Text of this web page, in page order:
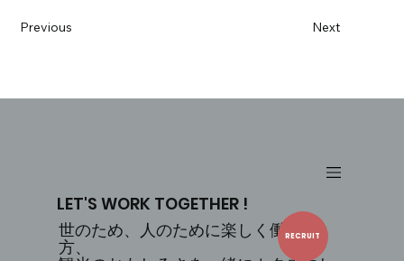
Previous Next
LET'S WORK TOGETHER !
世のため、人のために楽しく働ける
方、
RECRUIT